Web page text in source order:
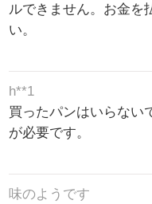
ルできません。お金を
い。
h**1
買ったパンはいらない
が必要です。
味のようです